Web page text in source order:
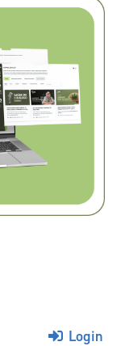
Login